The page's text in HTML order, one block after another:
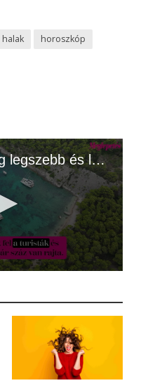
halak
horoszkóp
Ez Horvátország legszebb és legeldugottabb szigete